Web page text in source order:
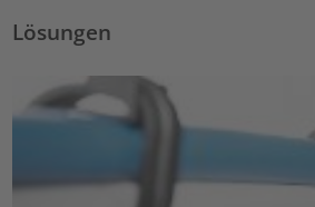
Lösungen